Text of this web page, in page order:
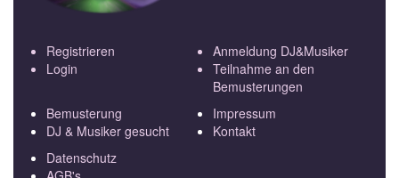
Registrieren
Login
Anmeldung DJ&Musiker
Teilnahme an den
Bemusterungen
Bemusterung
DJ & Musiker gesucht
Impressum
Kontakt
Datenschutz